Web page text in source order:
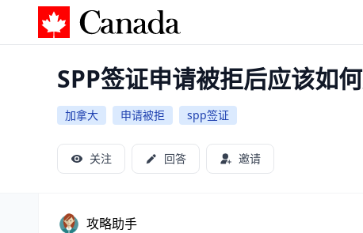
加拿大攻略
SPP签证申请被拒后应该如何
加拿大 申请被拒 spp签证
关注 回答 邀请
攻略助手